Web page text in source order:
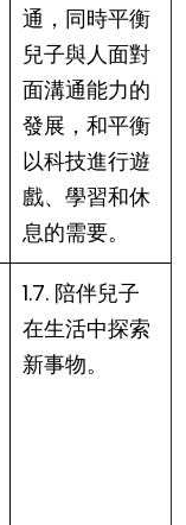
通，同時平衡
兒子與人面對
面溝通能力的
發展，和平衡
以科技進行遊
戲、學習和休
息的需要。
1.7. 陪伴兒子
在生活中探索
新事物。